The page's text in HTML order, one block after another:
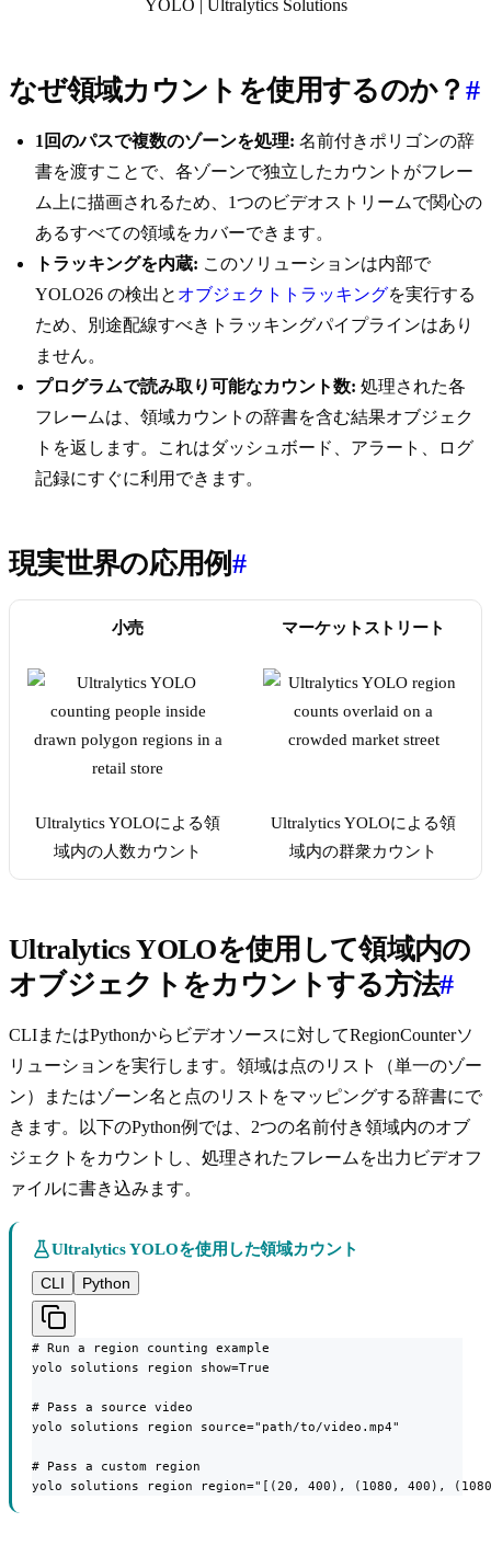
YOLO | Ultralytics Solutions
なぜ領域カウントを使用するのか？ #
1回のパスで複数のゾーンを処理: 名前付きポリゴンの辞
書を渡すことで、各ゾーンで独立したカウントがフレー
ム上に描画されるため、1つのビデオストリームで関心の
あるすべての領域をカバーできます。
トラッキングを内蔵: このソリューションは内部で
YOLO26 の検出と オブジェクトトラッキングを実行する
ため、別途配線すべきトラッキングパイプラインはあり
ません。
プログラムで読み取り可能なカウント数: 処理された各
フレームは、領域カウントの辞書を含む結果オブジェク
トを返します。これはダッシュボード、アラート、ログ
記録にすぐに利用できます。
現実世界の応用例#
小売 マーケットストリート
Ultralytics YOLOによる領
域内の人数カウント
Ultralytics YOLOによる領
域内の群衆カウント
Ultralytics YOLOを使用して領域内の
オブジェクトをカウントする方法#
CLIまたはPythonからビデオソースに対してRegionCounterソ
リューションを実行します。領域は点のリスト（単一のゾー
ン）またはゾーン名と点のリストをマッピングする辞書にで
きます。以下のPython例では、2つの名前付き領域内のオブ
ジェクトをカウントし、処理されたフレームを出力ビデオフ
ァイルに書き込みます。
Ultralytics YOLOを使用した領域カウント
CLI
Python
# Run a region counting example
yolo solutions region show=True
# Pass a source video
yolo solutions region source="path/to/video.mp4"
# Pass a custom region
yolo solutions region region="[(20, 400), (1080, 400),